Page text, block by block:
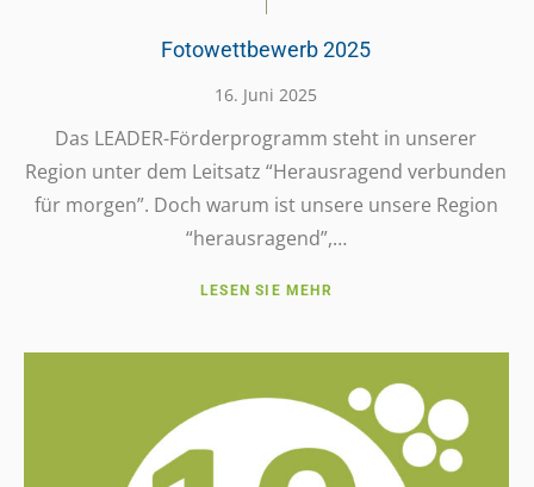
Fotowettbewerb 2025
16. Juni 2025
Das LEADER-Förder­­pro­­gramm steht in unserer
Region unter dem Leit­satz “Heraus­ra­gend verbun­den
für morgen”. Doch warum ist unsere unsere Region
“heraus­ra­gend”,…
LESEN SIE MEHR